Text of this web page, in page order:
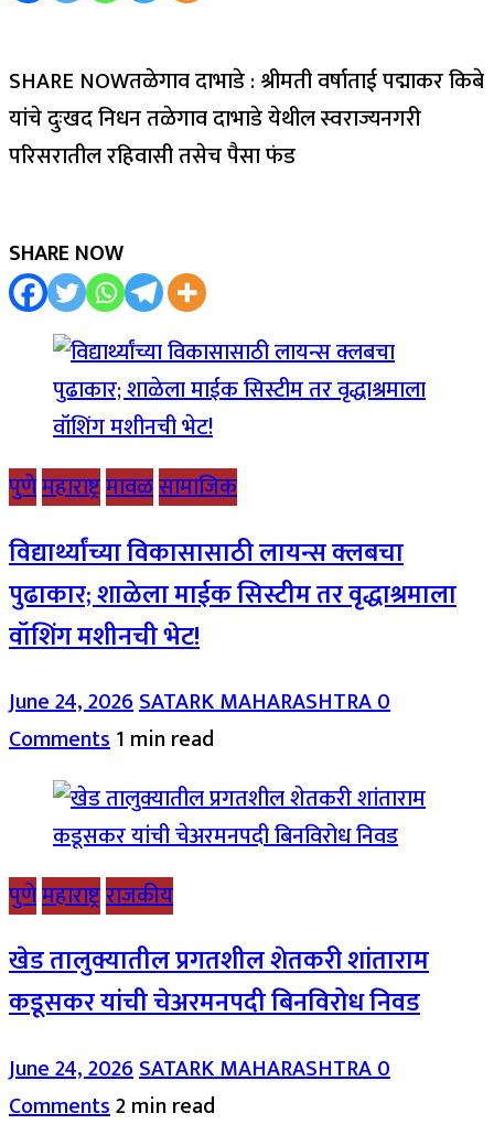
SHARE NOWतळेगाव दाभाडे : श्रीमती वर्षाताई पद्माकर किबे
यांचे दुःखद निधन तळेगाव दाभाडे येथील स्वराज्यनगरी
परिसरातील रहिवासी तसेच पैसा फंड
SHARE NOW
पुणेमहाराष्ट्रमावळसामाजिक
विद्यार्थ्यांच्या विकासासाठी लायन्स क्लबचा
पुढाकार; शाळेला माईक सिस्टीम तर वृद्धाश्रमाला
वॉशिंग मशीनची भेट!
June 24, 2026SATARK MAHARASHTRA0
Comments1 min read
पुणेमहाराष्ट्रराजकीय
खेड तालुक्यातील प्रगतशील शेतकरी शांताराम
कडूसकर यांची चेअरमनपदी बिनविरोध निवड
June 24, 2026SATARK MAHARASHTRA0
Comments2 min read